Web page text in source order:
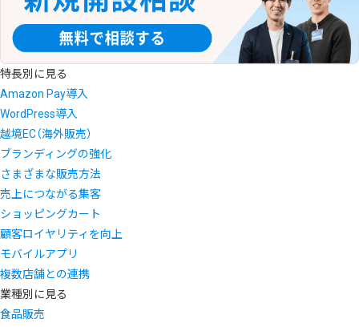
特長別に見る
Amazon Pay導入
WordPress導入
越境EC（海外販売）
ブランディングの強化
さまざまな販売方法
売上につながる集客
ショッピングカート
顧客ロイヤリティを向上
モバイルアプリ
複数店舗との連携
業種別に見る
食品販売